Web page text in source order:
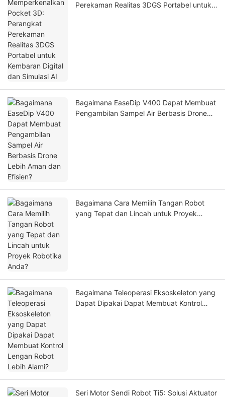
Perekaman Realitas 3DGS Portabel untuk
Bagaimana EaseDip V400 Dapat Membuat
Pengambilan Sampel Air Berbasis Drone
Bagaimana Cara Memilih Tangan Robot
yang Tepat dan Lincah untuk Proyek
Bagaimana Teleoperasi Eksoskeleton yang
Dapat Dipakai Dapat Membuat Kontrol
Seri Motor Sendi Robot Ti5: Solusi Aktuator